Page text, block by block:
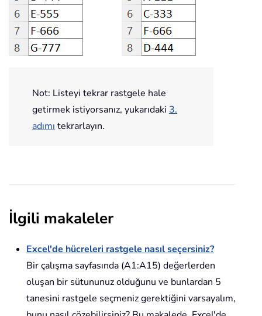
Not: Listeyi tekrar rastgele hale
getirmek istiyorsanız, yukarıdaki 3.
adımı tekrarlayın.
İlgili makaleler
Excel'de hücreleri rastgele nasıl seçersiniz?
Bir çalışma sayfasında (A1:A15) değerlerden
oluşan bir sütununuz olduğunu ve bunlardan 5
tanesini rastgele seçmeniz gerektiğini varsayalım,